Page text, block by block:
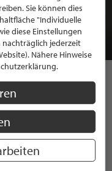
AUF
Sie können dies
"Individuelle
diese Einstellungen
jederzeit
Nähere Hinweise